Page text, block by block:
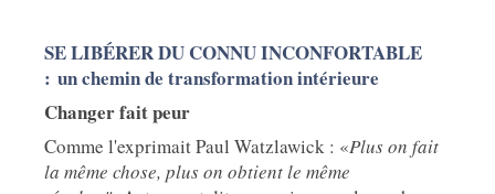
SE LIBÉRER DU CONNU INCONFORTABLE
: un chemin de transformation intérieure
Changer fait peur
Comme l'exprimait Paul Watzlawick : «Plus on fait
la même chose, plus on obtient le même